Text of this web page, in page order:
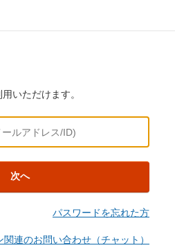
いただけます。
次へ
パスワードを忘れた方
関連のお問い合わせ（チャット）